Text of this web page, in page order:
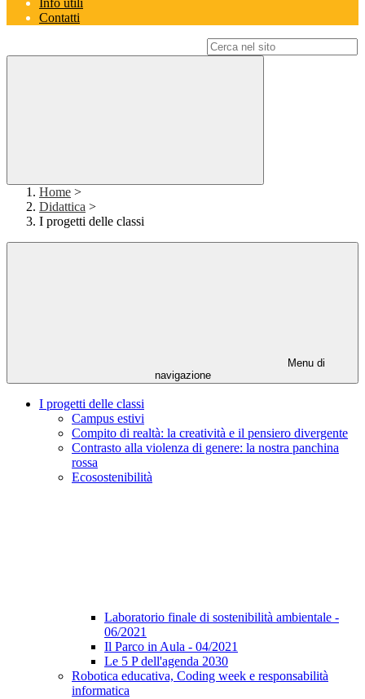
Info utili
Contatti
Home >
Didattica >
I progetti delle classi
Menu di
navigazione
I progetti delle classi
Campus estivi
Compito di realtà: la creatività e il pensiero divergente
Contrasto alla violenza di genere: la nostra panchina
rossa
Ecosostenibilità
Laboratorio finale di sostenibilità ambientale -
06/2021
Il Parco in Aula - 04/2021
Le 5 P dell'agenda 2030
Robotica educativa, Coding week e responsabilità
informatica